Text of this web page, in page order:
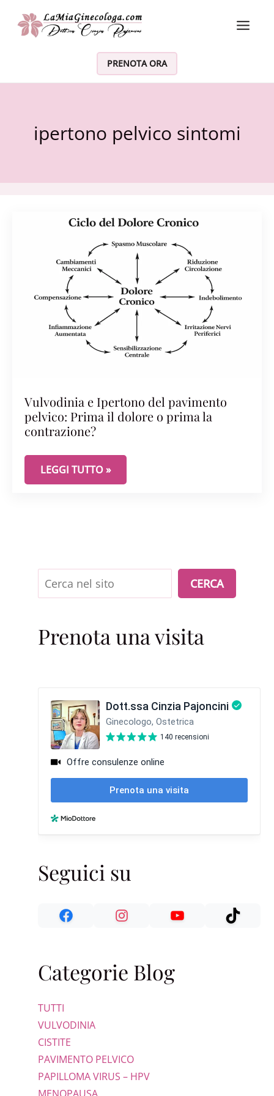
Vai al contenuto
PRENOTA ORA
ipertono pelvico sintomi
Vulvodinia e Ipertono del pavimento
pelvico: Prima il dolore o prima la
contrazione?
VULVODINIA E IPERTONO DEL PAVIMENTO
LEGGI TUTTO »
Cerca CERCA
Prenota una visita
Seguici su
Categorie Blog
TUTTI
VULVODINIA
CISTITE
PAVIMENTO PELVICO
PAPILLOMA VIRUS – HPV